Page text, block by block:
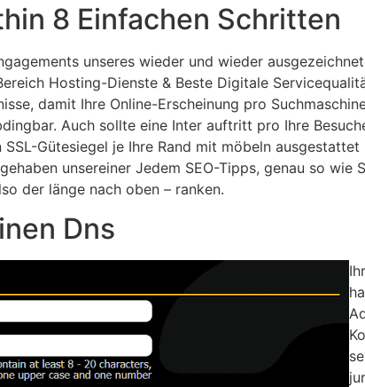
8 Einfachen Schritten
unseres wieder und wieder
Hosting-Dienste & Beste Digitale
damit Ihre Online-Erscheinung pro
Auch sollte eine Inter auftritt pro Ihre
Gütesiegel je Ihre Rand mit möbeln
unsereiner Jedem SEO-Tipps, genau so wie
der länge nach oben – ranken.
Dns